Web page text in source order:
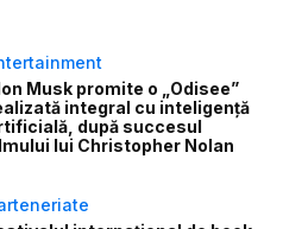
Musk promite o „Odisee”
integral cu inteligență
după succesul
lui Christopher Nolan